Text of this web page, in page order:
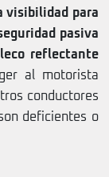
visibilidad para
pasiva
reflectante
al motorista
conductores
deficientes o